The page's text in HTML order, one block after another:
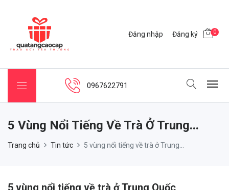
Đăng nhập Đăng ký 0
0967622791
5 Vùng Nổi Tiếng Về Trà Ở Trung...
Trang chủ Tin tức 5 vùng nổi tiếng về trà ở Trung...
5 vùng nổi tiếng về trà ở Trung Quốc